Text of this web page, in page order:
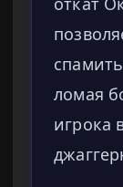
ломая
игрока